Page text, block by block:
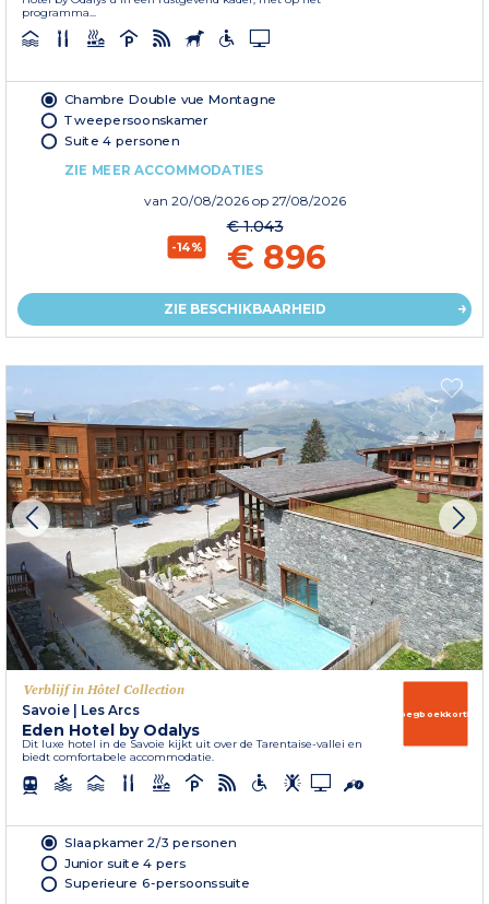
programma...
Chambre Double vue Montagne
Tweepersoonskamer
Suite 4 personen
ZIE MEER ACCOMMODATIES
van 20/08/2026 op 27/08/2026
-14%
€ 1.043
€ 896
ZIE BESCHIKBAARHEID
Verblijf in Hôtel Collection
Savoie
Les Arcs
Eden Hotel by Odalys
Dit luxe hotel in de Savoie kijkt uit over de Tarentaise-vallei en
biedt comfortabele accommodatie.
Vroegboekkorting
Slaapkamer 2/3 personen
Junior suite 4 pers
Superieure 6-persoonssuite